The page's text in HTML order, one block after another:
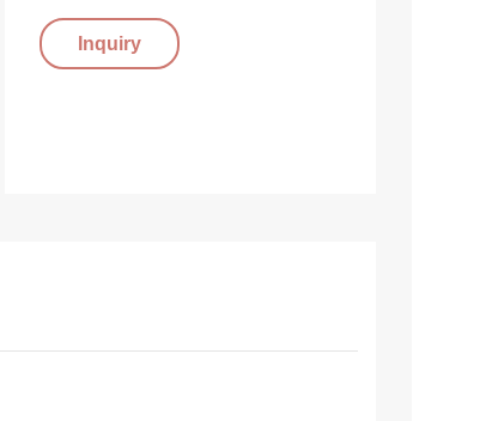
Inquiry